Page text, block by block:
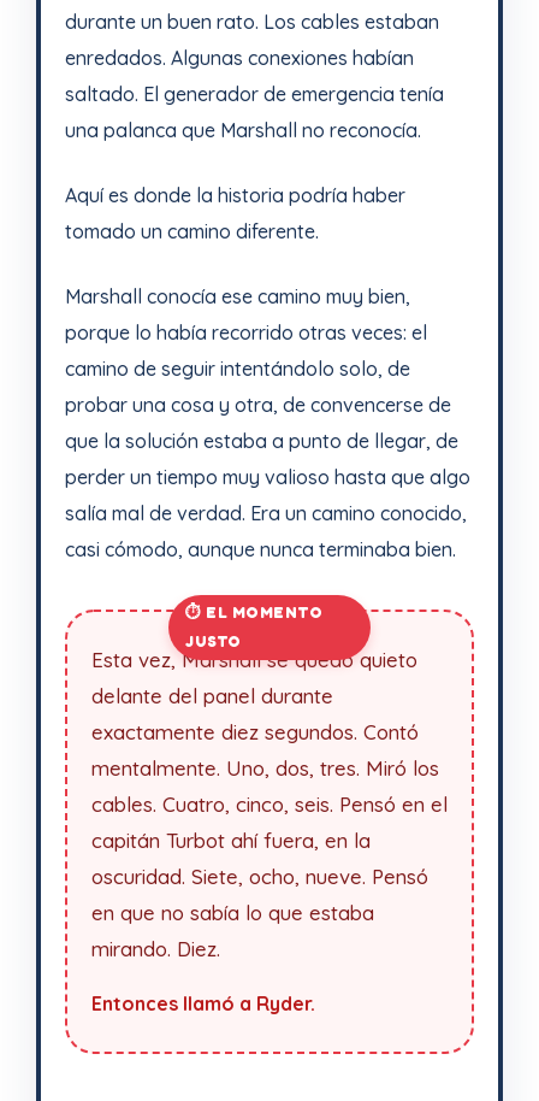
durante un buen rato. Los cables estaban
enredados. Algunas conexiones habían
saltado. El generador de emergencia tenía
una palanca que Marshall no reconocía.
Aquí es donde la historia podría haber
tomado un camino diferente.
Marshall conocía ese camino muy bien,
porque lo había recorrido otras veces: el
camino de seguir intentándolo solo, de
probar una cosa y otra, de convencerse de
que la solución estaba a punto de llegar, de
perder un tiempo muy valioso hasta que algo
salía mal de verdad. Era un camino conocido,
casi cómodo, aunque nunca terminaba bien.
Esta vez, Marshall se quedó quieto
delante del panel durante
exactamente diez segundos. Contó
mentalmente. Uno, dos, tres. Miró los
cables. Cuatro, cinco, seis. Pensó en el
capitán Turbot ahí fuera, en la
oscuridad. Siete, ocho, nueve. Pensó
en que no sabía lo que estaba
mirando. Diez.
Entonces llamó a Ryder.